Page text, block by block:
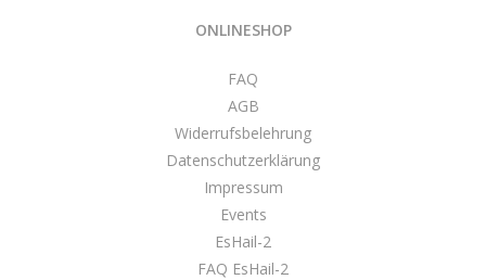
ONLINESHOP
FAQ
AGB
Widerrufsbelehrung
Datenschutzerklärung
Impressum
Events
EsHail-2
FAQ EsHail-2